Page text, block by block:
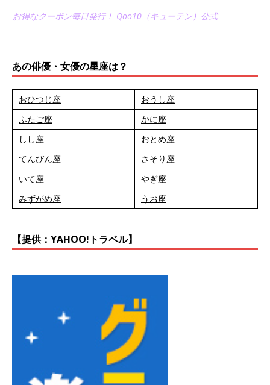
お得なクーポン毎日発行！ Qoo10（キューテン）公式
あの俳優・女優の星座は？
おひつじ座
おうし座
ふたご座
かに座
しし座
おとめ座
てんびん座
さそり座
いて座
やぎ座
みずがめ座
うお座
【提供：YAHOO!トラベル】